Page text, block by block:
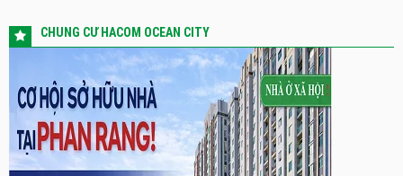
CHUNG CƯ HACOM OCEAN CITY